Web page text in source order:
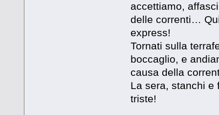
accettiamo,
delle correnti…
express!
Tornati sulla
boccaglio, e
causa della
La sera, stanchi e
triste!